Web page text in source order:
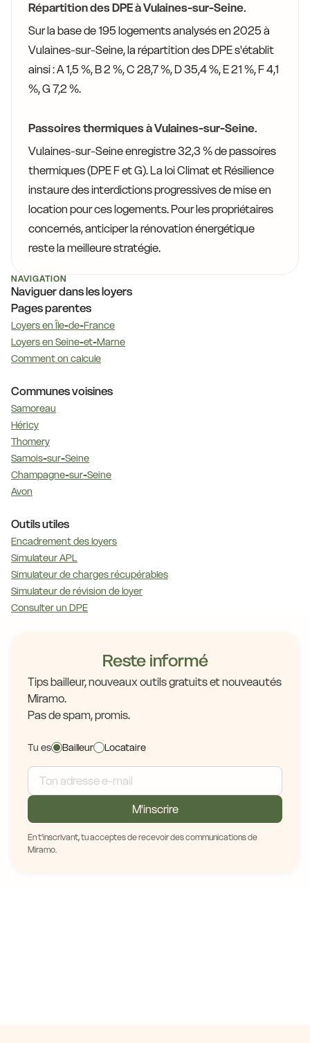
Répartition des DPE à Vulaines-sur-Seine.
Sur la base de 195 logements analysés en 2025 à
Vulaines-sur-Seine, la répartition des DPE s'établit
ainsi : A 1,5 %, B 2 %, C 28,7 %, D 35,4 %, E 21 %, F 4,1
%, G 7,2 %.
Passoires thermiques à Vulaines-sur-Seine.
Vulaines-sur-Seine enregistre 32,3 % de passoires
thermiques (DPE F et G). La loi Climat et Résilience
instaure des interdictions progressives de mise en
location pour ces logements. Pour les propriétaires
concernés, anticiper la rénovation énergétique
reste la meilleure stratégie.
NAVIGATION
Naviguer dans les loyers
Pages parentes
Loyers en Île-de-France
Loyers en Seine-et-Marne
Comment on calcule
Communes voisines
Samoreau
Héricy
Thomery
Samois-sur-Seine
Champagne-sur-Seine
Avon
Outils utiles
Encadrement des loyers
Simulateur APL
Simulateur de charges récupérables
Simulateur de révision de loyer
Consulter un DPE
Reste informé
Tips bailleur, nouveaux outils gratuits et nouveautés
Miramo.
Pas de spam, promis.
Tu es Bailleur Locataire
M'inscrire
En t'inscrivant, tu acceptes de recevoir des communications de
Miramo.